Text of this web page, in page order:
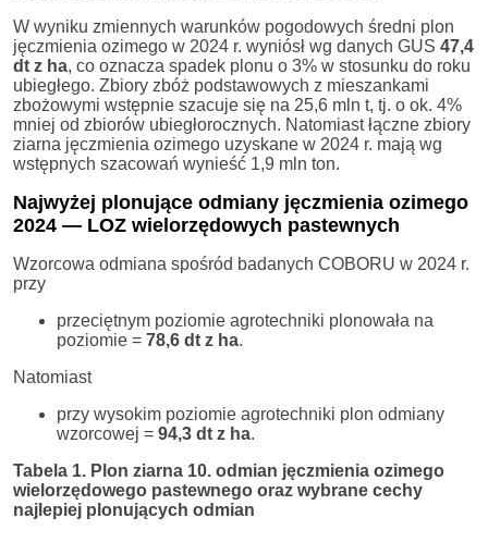
W wyniku zmiennych warunków pogodowych średni plon
jęczmienia ozimego w 2024 r. wyniósł wg danych GUS 47,4
dt z ha, co oznacza spadek plonu o 3% w stosunku do roku
ubiegłego. Zbiory zbóż podstawowych z mieszankami
zbożowymi wstępnie szacuje się na 25,6 mln t, tj. o ok. 4%
mniej od zbiorów ubiegłorocznych. Natomiast łączne zbiory
ziarna jęczmienia ozimego uzyskane w 2024 r. mają wg
wstępnych szacowań wynieść 1,9 mln ton.
Najwyżej plonujące odmiany jęczmienia ozimego
2024 — LOZ wielorzędowych pastewnych
Wzorcowa odmiana spośród badanych COBORU w 2024 r.
przy
przeciętnym poziomie agrotechniki plonowała na
poziomie = 78,6 dt z ha.
Natomiast
przy wysokim poziomie agrotechniki plon odmiany
wzorcowej = 94,3 dt z ha.
Tabela 1. Plon ziarna 10. odmian jęczmienia ozimego
wielorzędowego pastewnego oraz wybrane cechy
najlepiej plonujących odmian